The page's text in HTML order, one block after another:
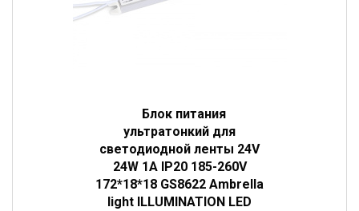
Блок питания
ультратонкий для
светодиодной ленты 24V
24W 1A IP20 185-260V
172*18*18 GS8622 Ambrella
light ILLUMINATION LED